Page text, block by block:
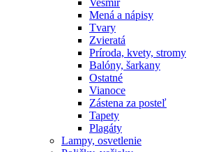
Vesmír
Mená a nápisy
Tvary
Zvieratá
Príroda, kvety, stromy
Balóny, šarkany
Ostatné
Vianoce
Zástena za posteľ
Tapety
Plagáty
Lampy, osvetlenie